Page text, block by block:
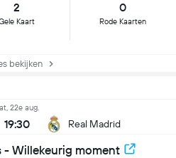
2
Kaart
0
Rode Kaarten
bekijken
22e aug.
19:30 Real Madrid
- Willekeurig moment